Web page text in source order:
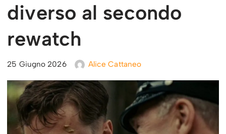
diverso al secondo
rewatch
25 Giugno 2026 Alice Cattaneo